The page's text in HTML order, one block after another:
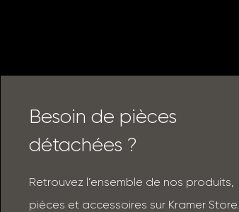
Besoin de pièces
détachées ?
Retrouvez l’ensemble de nos produits,
pièces et accessoires sur Kramer Store.